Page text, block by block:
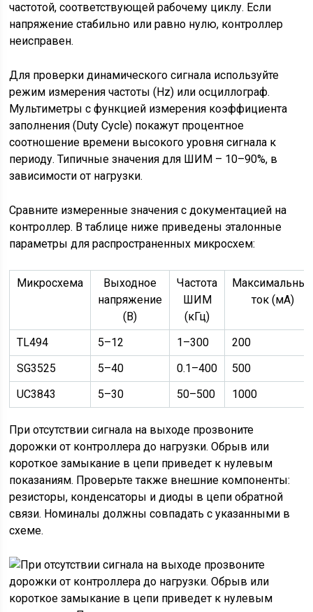
частотой, соответствующей рабочему циклу. Если
напряжение стабильно или равно нулю, контроллер
неисправен.
Для проверки динамического сигнала используйте
режим измерения частоты (Hz) или осциллограф.
Мультиметры с функцией измерения коэффициента
заполнения (Duty Cycle) покажут процентное
соотношение времени высокого уровня сигнала к
периоду. Типичные значения для ШИМ – 10–90%, в
зависимости от нагрузки.
Сравните измеренные значения с документацией на
контроллер. В таблице ниже приведены эталонные
параметры для распространенных микросхем:
Микросхема
Выходное
напряжение
(В)
Частота
ШИМ
(кГц)
ток (мА)
TL494 5–12 1–300
200
SG3525
5–40 0.1–400
500
UC3843
5–30 50–500 1000
При отсутствии сигнала на выходе прозвоните
дорожки от контроллера до нагрузки. Обрыв или
короткое замыкание в цепи приведет к нулевым
показаниям. Проверьте также внешние компоненты:
резисторы, конденсаторы и диоды в цепи обратной
связи. Номиналы должны совпадать с указанными в
схеме.